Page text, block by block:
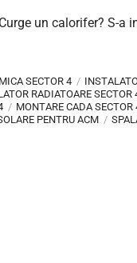
un calorifer? S-
SECTOR 4
RADIATOARE SECTOR
MONTARE CADA SECTOR
PENTRU ACM